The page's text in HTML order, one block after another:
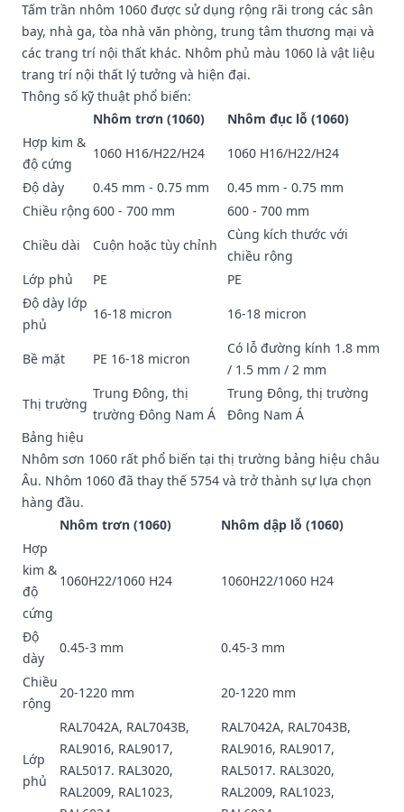
Tấm trần nhôm 1060 được sử dụng rộng rãi trong các sân
bay, nhà ga, tòa nhà văn phòng, trung tâm thương mại và
các trang trí nội thất khác. Nhôm phủ màu 1060 là vật liệu
trang trí nội thất lý tưởng và hiện đại.
Thông số kỹ thuật phổ biến:
Nhôm trơn (1060)
Nhôm đục lỗ (1060)
Hợp kim &
độ cứng
1060 H16/H22/H24
1060 H16/H22/H24
Độ dày
0.45 mm - 0.75 mm
0.45 mm - 0.75 mm
Chiều rộng 600 - 700 mm
600 - 700 mm
Chiều dài
Cuộn hoặc tùy chỉnh
Cùng kích thước với
chiều rộng
Lớp phủ
PE
PE
Độ dày lớp
phủ
16-18 micron 16-18 micron
Bề mặt PE 16-18 micron
Có lỗ đường kính 1.8 mm
/ 1.5 mm / 2 mm
Thị trường
Trung Đông, thị
trường Đông Nam Á
Trung Đông, thị trường
Đông Nam Á
Bảng hiệu
Nhôm sơn 1060 rất phổ biến tại thị trường bảng hiệu châu
Âu. Nhôm 1060 đã thay thế 5754 và trở thành sự lựa chọn
hàng đầu.
Nhôm trơn (1060)
Nhôm dập lỗ (1060)
Hợp
kim &
độ
cứng
1060H22/1060 H24 1060H22/1060 H24
Độ
dày
0.45-3 mm
0.45-3 mm
Chiều
rộng
20-1220 mm 20-1220 mm
Lớp
phủ
RAL7042A, RAL7043B,
RAL9016, RAL9017,
RAL5017. RAL3020,
RAL2009, RAL1023,
RAL7042A, RAL7043B,
RAL9016, RAL9017,
RAL5017. RAL3020,
RAL2009, RAL1023,